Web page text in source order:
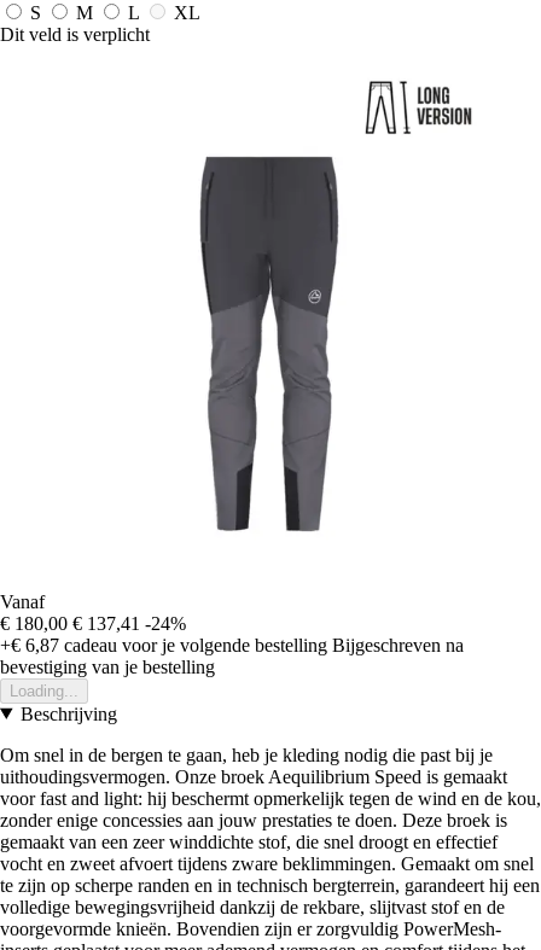
S
M L
XL
Dit veld is verplicht
Vanaf
€ 180,00 € 137,41 -24%
+€ 6,87 cadeau voor je volgende bestelling Bijgeschreven na
bevestiging van je bestelling
Loading...
Beschrijving
Om snel in de bergen te gaan, heb je kleding nodig die past bij je
uithoudingsvermogen. Onze broek Aequilibrium Speed is gemaakt
voor fast and light: hij beschermt opmerkelijk tegen de wind en de kou,
zonder enige concessies aan jouw prestaties te doen. Deze broek is
gemaakt van een zeer winddichte stof, die snel droogt en effectief
vocht en zweet afvoert tijdens zware beklimmingen. Gemaakt om snel
te zijn op scherpe randen en in technisch bergterrein, garandeert hij een
volledige bewegingsvrijheid dankzij de rekbare, slijtvast stof en de
voorgevormde knieën. Bovendien zijn er zorgvuldig PowerMesh-